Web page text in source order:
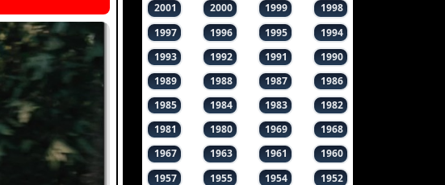
2001
2000 1999
1998
1997
1996 1995
1994
1993
1992 1991
1990
1989
1988 1987
1986
1985
1984 1983
1982
1981
1980 1969
1968
1967
1963 1961
1960
1957
1955 1954
1952